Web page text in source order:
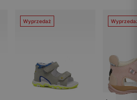
Wyprzedaż